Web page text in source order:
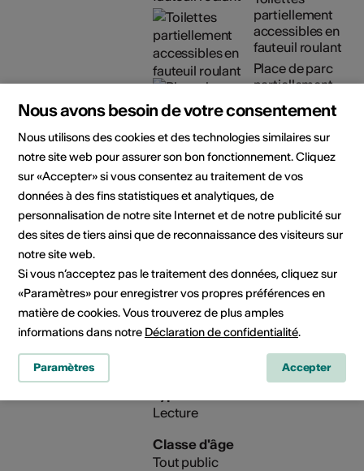
partiellement
accessibles en
fauteuil roulant
Place de parc
partiellement
fauteuil roulant
Détails sur l'accessibilité
architecturale
Artistes Pasqualina Perrig-Chiello
Organisateur
Mediathek Visp
Treichweg 1
3930 Visp
Téléphone 0279489985
E-Mail
Lecture
Classe d'âge
Tout public
Nous avons besoin de votre consentement
Nous utilisons des cookies et des technologies similaires sur
notre site web pour assurer son bon fonctionnement. Cliquez
sur «Accepter» si vous consentez au traitement de vos
données à des fins statistiques et analytiques, de
personnalisation de notre site Internet et de notre publicité sur
des sites de tiers ainsi que de reconnaissance des visiteurs sur
notre site web.
Si vous n’acceptez pas le traitement des données, cliquez sur
«Paramètres» pour enregistrer vos propres préférences en
matière de cookies. Vous trouverez de plus amples
informations dans notre Déclaration de confidentialité.
Paramètres Accepter